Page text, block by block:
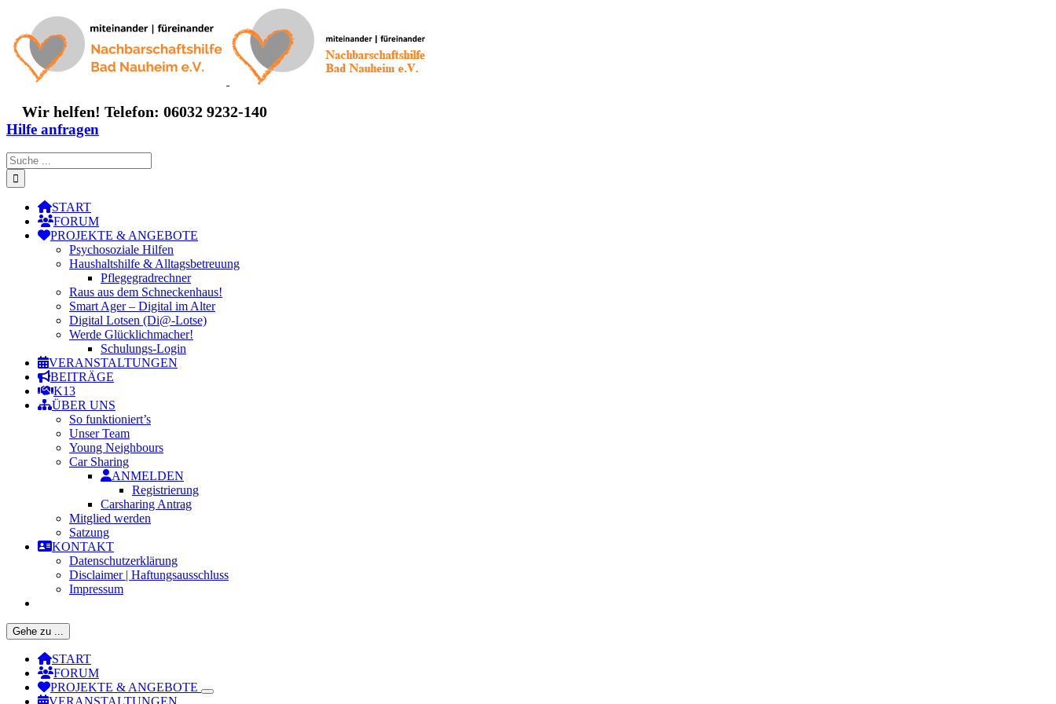
springen
Wir helfen! Telefon: 06032 9232-140
Hilfe anfragen
Suche
nach:
START
FORUM
PROJEKTE & ANGEBOTE
Psychosoziale Hilfen
Haushaltshilfe & Alltagsbetreuung
Pflegegradrechner
Raus aus dem Schneckenhaus!
Smart Ager – Digital im Alter
Digital Lotsen (Di@-Lotse)
Werde Glücklichmacher!
Schulungs-Login
VERANSTALTUNGEN
BEITRÄGE
K13
ÜBER UNS
So funktioniert’s
Unser Team
Young Neighbours
Car Sharing
ANMELDEN
Registrierung
Carsharing Antrag
Mitglied werden
Satzung
KONTAKT
Datenschutzerklärung
Disclaimer | Haftungsausschluss
Impressum
Gehe zu ...
START
FORUM
PROJEKTE & ANGEBOTE